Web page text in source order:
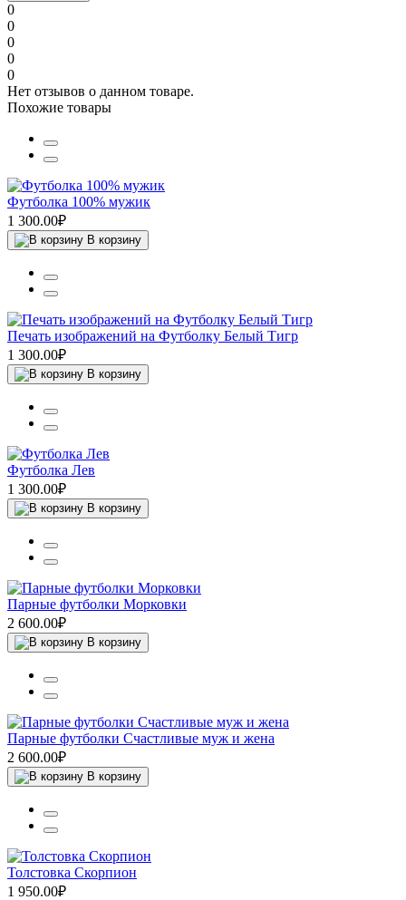
0
0
0
0
0
Нет отзывов о данном товаре.
Похожие товары
Футболка 100% мужик
1 300.00₽
В корзину
Печать изображений на Футболку Белый Тигр
1 300.00₽
В корзину
Футболка Лев
1 300.00₽
В корзину
Парные футболки Морковки
2 600.00₽
В корзину
Парные футболки Счастливые муж и жена
2 600.00₽
В корзину
Толстовка Скорпион
1 950.00₽